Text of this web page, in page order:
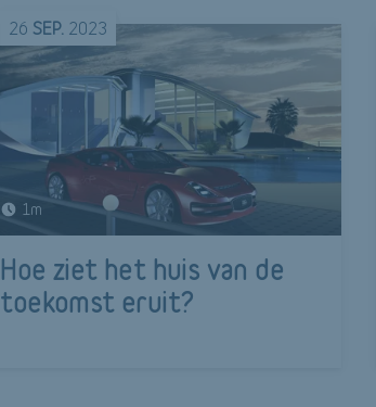
26 SEP. 2023
1m
Hoe ziet het huis van de
toekomst eruit?